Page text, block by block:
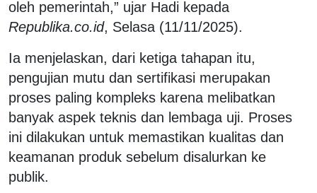
oleh pemerintah,” ujar Hadi kepada
Republika.co.id, Selasa (11/11/2025).
Ia menjelaskan, dari ketiga tahapan itu,
pengujian mutu dan sertifikasi merupakan
proses paling kompleks karena melibatkan
banyak aspek teknis dan lembaga uji. Proses
ini dilakukan untuk memastikan kualitas dan
keamanan produk sebelum disalurkan ke
publik.